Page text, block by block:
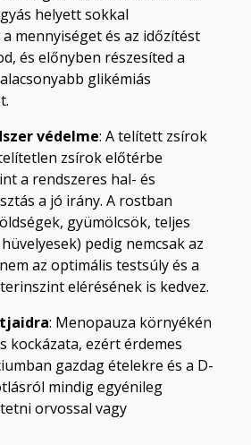
helyett sokkal
mennyiséget és az időzítést
és előnyben részesíted a
glikémiás
védelme: A telített zsírok
zsírok előtérbe
a rendszeres hal- és
a jó irány. A rostban
gyümölcsök, teljes
pedig nemcsak az
az optimális testsúly és a
elérésének is kedvez.
: Menopauza környékén
kockázata, ezért érdemes
gazdag ételekre és a D-
mindig egyénileg
orvossal vagy